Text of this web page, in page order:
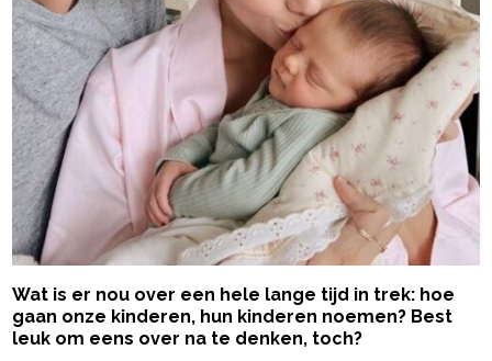
Wat is er nou over een hele lange tijd in trek: hoe
gaan onze kinderen, hun kinderen noemen? Best
leuk om eens over na te denken, toch?